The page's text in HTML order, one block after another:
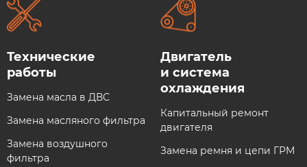
Технические
работы
Замена масла в ДВС
Замена масляного фильтра
Замена воздушного
фильтра
Двигатель
и система
охлаждения​
Капитальный ремонт
двигателя
Замена ремня и цепи ГРМ